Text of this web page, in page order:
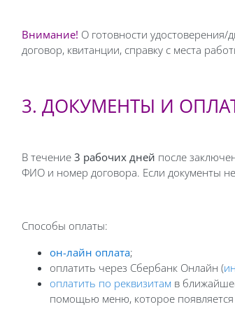
Внимание! О готовности
договор, квитанции, справку с места
3. ДОКУМЕНТЫ И
В течение 3 рабочих дней после
ФИО и номер договора. Если документы
Способы оплаты:
он-лайн оплата;
оплатить через Сбербанк Онлайн (
оплатить по реквизитам в
помощью меню, которое